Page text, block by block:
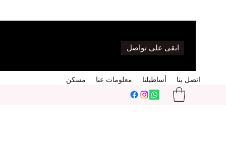
ابقى على تواصل
مسكن معلومات عنا أساطيلنا اتصل بنا